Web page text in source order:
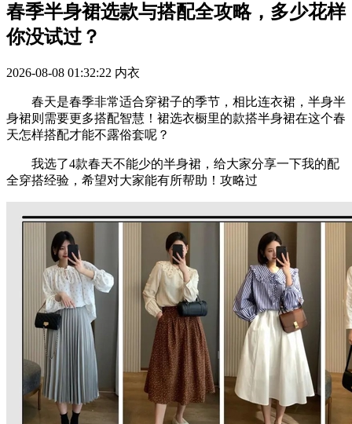
春季半身裙选款与搭配全攻略，多少花样
你没试过？
2026-08-08 01:32:22 内衣
春天是春季非常适合穿裙子的季节，相比连衣裙，半身半
身裙则需要更多搭配智慧！裙选衣橱里的款搭半身裙在这个春
天怎样搭配才能不露俗套呢？
我选了4款春天不能少的半身裙，给大家分享一下我的配
全穿搭经验，希望对大家能有所帮助！攻略过